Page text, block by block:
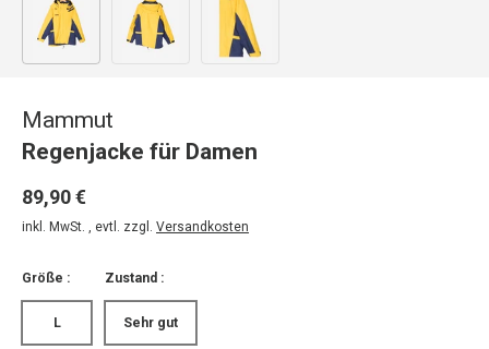
Bild 1 in Galerieansicht laden
Mammut
Regenjacke für Damen
89,90 €
inkl. MwSt. , evtl. zzgl. Versandkosten
Größe :
L
Zustand :
Sehr gut